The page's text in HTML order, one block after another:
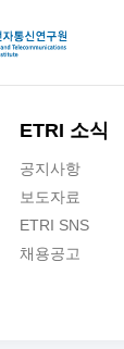
ETRI 소식
공지사항
보도자료
ETRI SNS
채용공고